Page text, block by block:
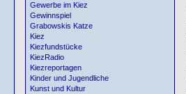
Gewerbe im Kiez
Gewinnspiel
Grabowskis Katze
Kiez
Kiezfundstücke
KiezRadio
Kiezreportagen
Kinder und Jugendliche
Kunst und Kultur